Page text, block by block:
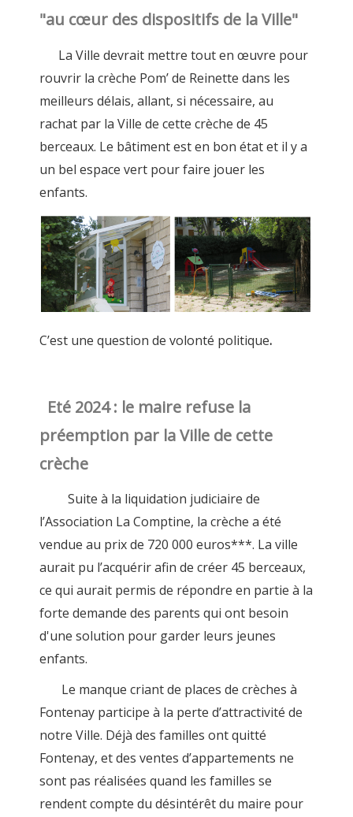
"au cœur des dispositifs de la Ville"
La Ville devrait mettre tout en œuvre pour
rouvrir la crèche Pom’ de Reinette dans les
meilleurs délais, allant, si nécessaire, au
rachat par la Ville de cette crèche de 45
berceaux. Le bâtiment est en bon état et il y a
un bel espace vert pour faire jouer les
enfants.
C’est une question de volonté politique.
Eté 2024 : le maire refuse la
préemption par la Ville de cette
crèche
Suite à la liquidation judiciaire de
l’Association La Comptine, la crèche a été
vendue au prix de 720 000 euros***. La ville
aurait pu l’acquérir afin de créer 45 berceaux,
ce qui aurait permis de répondre en partie à la
forte demande des parents qui ont besoin
d'une solution pour garder leurs jeunes
enfants.
Le manque criant de places de crèches à
Fontenay participe à la perte d’attractivité de
notre Ville. Déjà des familles ont quitté
Fontenay, et des ventes d’appartements ne
sont pas réalisées quand les familles se
rendent compte du désintérêt du maire pour